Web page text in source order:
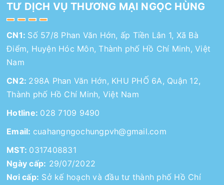
TƯ DỊCH VỤ THƯƠNG MẠI NGỌC HÙNG
CN1: Số 57/8 Phan Văn Hớn, ấp Tiền Lân 1, Xã Bà
Điểm, Huyện Hóc Môn, Thành phố Hồ Chí Minh, Việt
Nam
CN2: 298A Phan Văn Hớn, KHU PHỐ 6A, Quận 12,
Thành phố Hồ Chí Minh, Việt Nam
Hotline: 028 7109 9490
Email: cuahangngochungpvh@gmail.com
MST: 0317408831
Ngày cấp: 29/07/2022
Nơi cấp: Sở kế hoạch và đầu tư thành phố Hồ Chí